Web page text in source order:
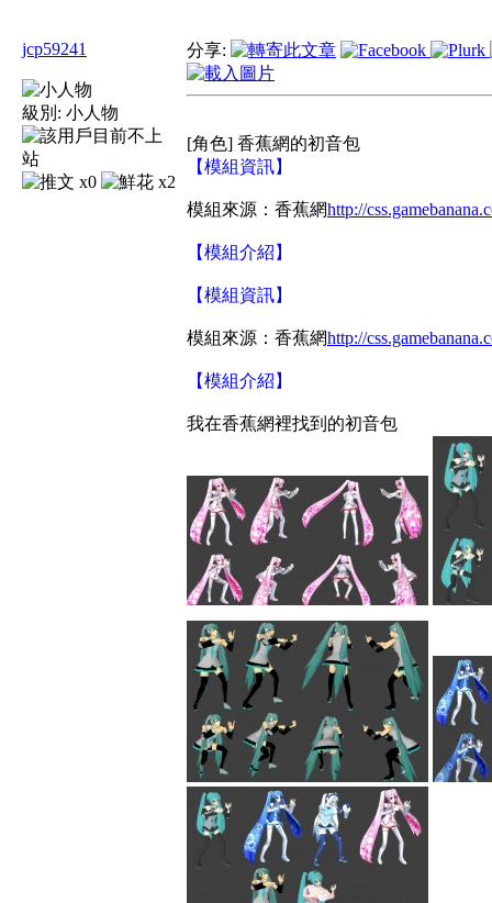
jcp59241
級別: 小人物
x0 x2
分享:
[角色] 香蕉網的初音包
【模組資訊】
模組來源：香蕉網http://
【模組介紹】
【模組資訊】
模組來源：香蕉網http://
【模組介紹】
我在香蕉網裡找到的初音包